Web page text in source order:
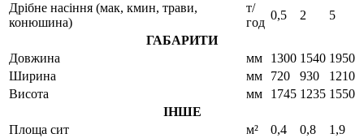
Дрібне насіння (мак, кмин, трави,
конюшина)
т/
год
0,5 2
5
ГАБАРИТИ
Довжина
мм 1300 1540 1950
Ширина
мм 720 930
1210
Висота
мм 1745 1235 1550
ІНШЕ
Площа сит
м² 0,4 0,8
1,9